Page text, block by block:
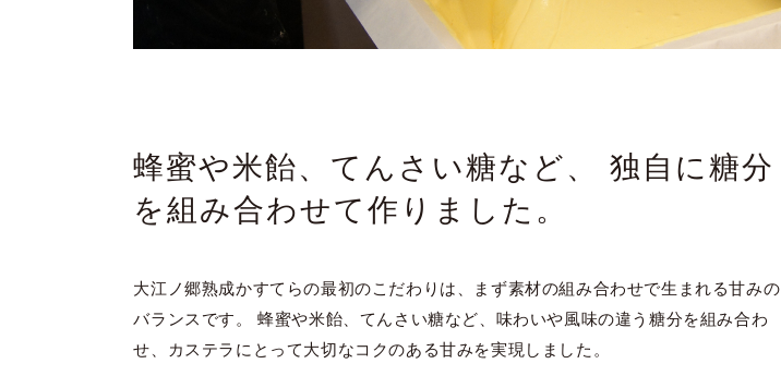
蜂蜜や米飴、てんさい糖など、 独自に糖分
を組み合わせて作りました。
大江ノ郷熟成かすてらの最初のこだわりは、まず素材の組み合わせで生まれる甘みの
バランスです。 蜂蜜や米飴、てんさい糖など、味わいや風味の違う糖分を組み合わ
せ、カステラにとって大切なコクのある甘みを実現しました。